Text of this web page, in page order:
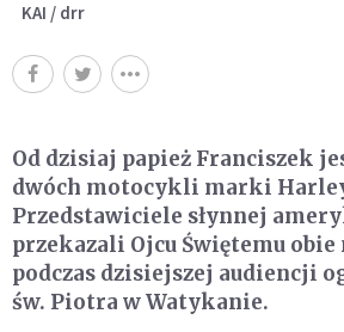
KAI / drr
Od dzisiaj papież Franciszek
dwóch motocykli marki
Przedstawiciele słynnej
przekazali Ojcu Świętemu obie
podczas dzisiejszej audiencji
św. Piotra w Watykanie.